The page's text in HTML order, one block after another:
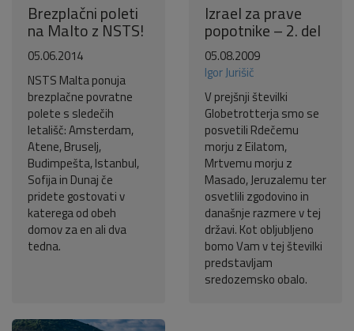
Brezplačni poleti
na Malto z NSTS!
05.06.2014
NSTS Malta ponuja
brezplačne povratne
polete s sledečih
letališč: Amsterdam,
Atene, Bruselj,
Budimpešta, Istanbul,
Sofija in Dunaj če
pridete gostovati v
katerega od obeh
domov za en ali dva
tedna.
Izrael za prave
popotnike – 2. del
05.08.2009
Igor Jurišič
V prejšnji številki
Globetrotterja smo se
posvetili Rdečemu
morju z Eilatom,
Mrtvemu morju z
Masado, Jeruzalemu ter
osvetlili zgodovino in
današnje razmere v tej
državi. Kot obljubljeno
bomo Vam v tej številki
predstavljam
sredozemsko obalo.